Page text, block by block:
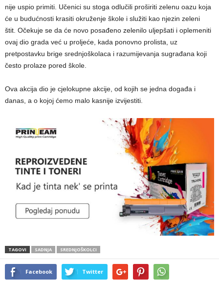
nije uspio primiti. Učenici su stoga odlučili proširiti zelenu oazu koja
će u budućnosti krasiti okruženje škole i služiti kao njezin zeleni
štit. Očekuje se da će novo posađeno zelenilo uljepšati i oplemeniti
ovaj dio grada već u proljeće, kada ponovno prolista, uz
pretpostavku brige srednjoškolaca i razumijevanja sugrađana koji
često prolaze pored škole.
Ova akcija dio je cjelokupne akcije, od kojih se jedna događa i
danas, a o kojoj ćemo malo kasnije izvijestiti.
TAGOVI SADNJA SREDNJOŠKOLCI
Facebook Twitter